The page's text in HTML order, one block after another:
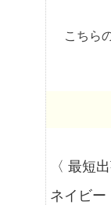
こちら
〈 最短出
ネイビー